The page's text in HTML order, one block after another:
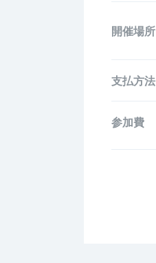
開催場所
支払方法
参加費